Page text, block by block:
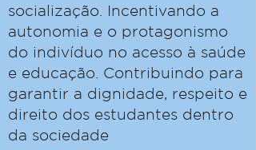
socialização. Incentivando a
autonomia e o protagonismo
do indivíduo no acesso à saúde
e educação. Contribuindo para
garantir a dignidade, respeito e
direito dos estudantes dentro
da sociedade